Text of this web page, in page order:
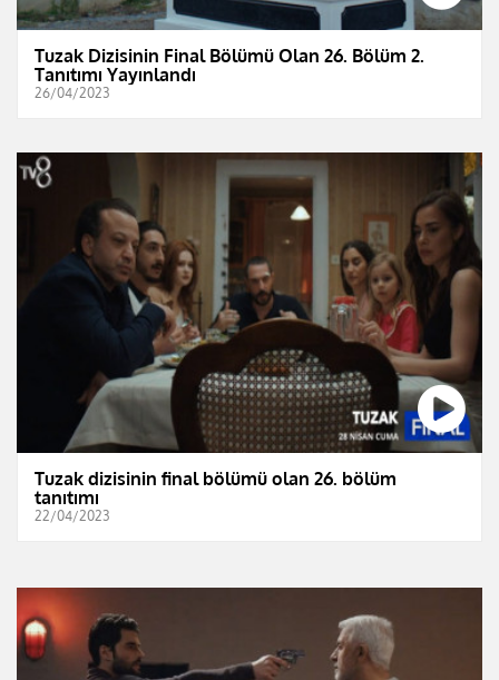
Tuzak Dizisinin Final Bölümü Olan 26. Bölüm 2.
Tanıtımı Yayınlandı
26/04/2023
Tuzak dizisinin final bölümü olan 26. bölüm
tanıtımı
22/04/2023